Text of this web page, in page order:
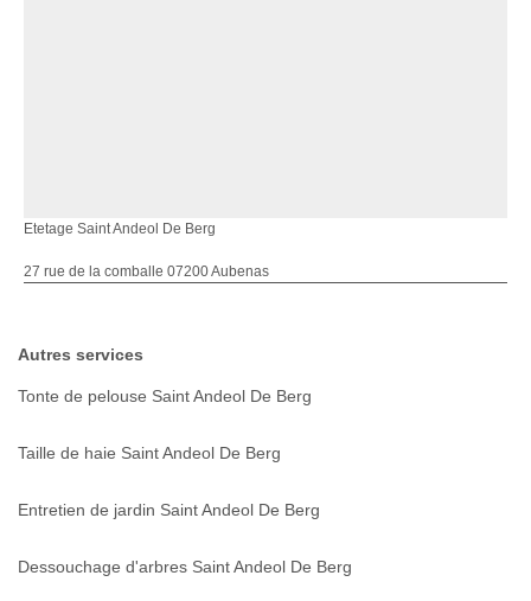
Etetage Saint Andeol De Berg
27 rue de la comballe 07200 Aubenas
Autres services
Tonte de pelouse Saint Andeol De Berg
Taille de haie Saint Andeol De Berg
Entretien de jardin Saint Andeol De Berg
Dessouchage d'arbres Saint Andeol De Berg